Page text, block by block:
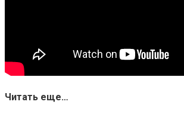
Читать еще…